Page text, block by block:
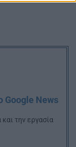
Google News
την εργασία